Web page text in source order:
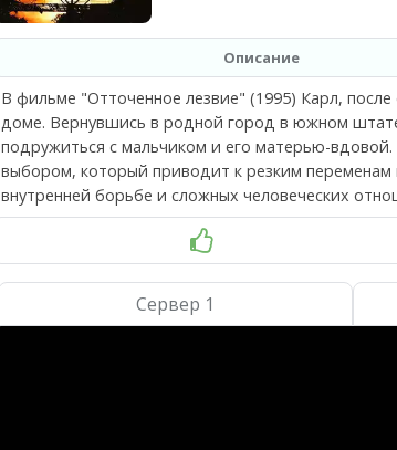
Описание
В фильме "Отточенное лезвие" (1995) Карл,
доме. Вернувшись в родной город в южном
подружиться с мальчиком и его матерью-
выбором, который приводит к резким
внутренней борьбе и сложных человеческих
Сервер 1